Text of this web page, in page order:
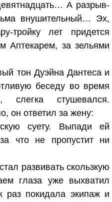
А разрыв-
внушительный… Эх,
тройку лет придется
Аптекарем, за зельями
тон Дуэйна Дантеса и
беседу во время
слегка стушевался.
он ответил за жену:
суету. Выпади ей
что не пропустит ни
развивать скользкую
глаза уже выхватил
раз покидала экипаж и